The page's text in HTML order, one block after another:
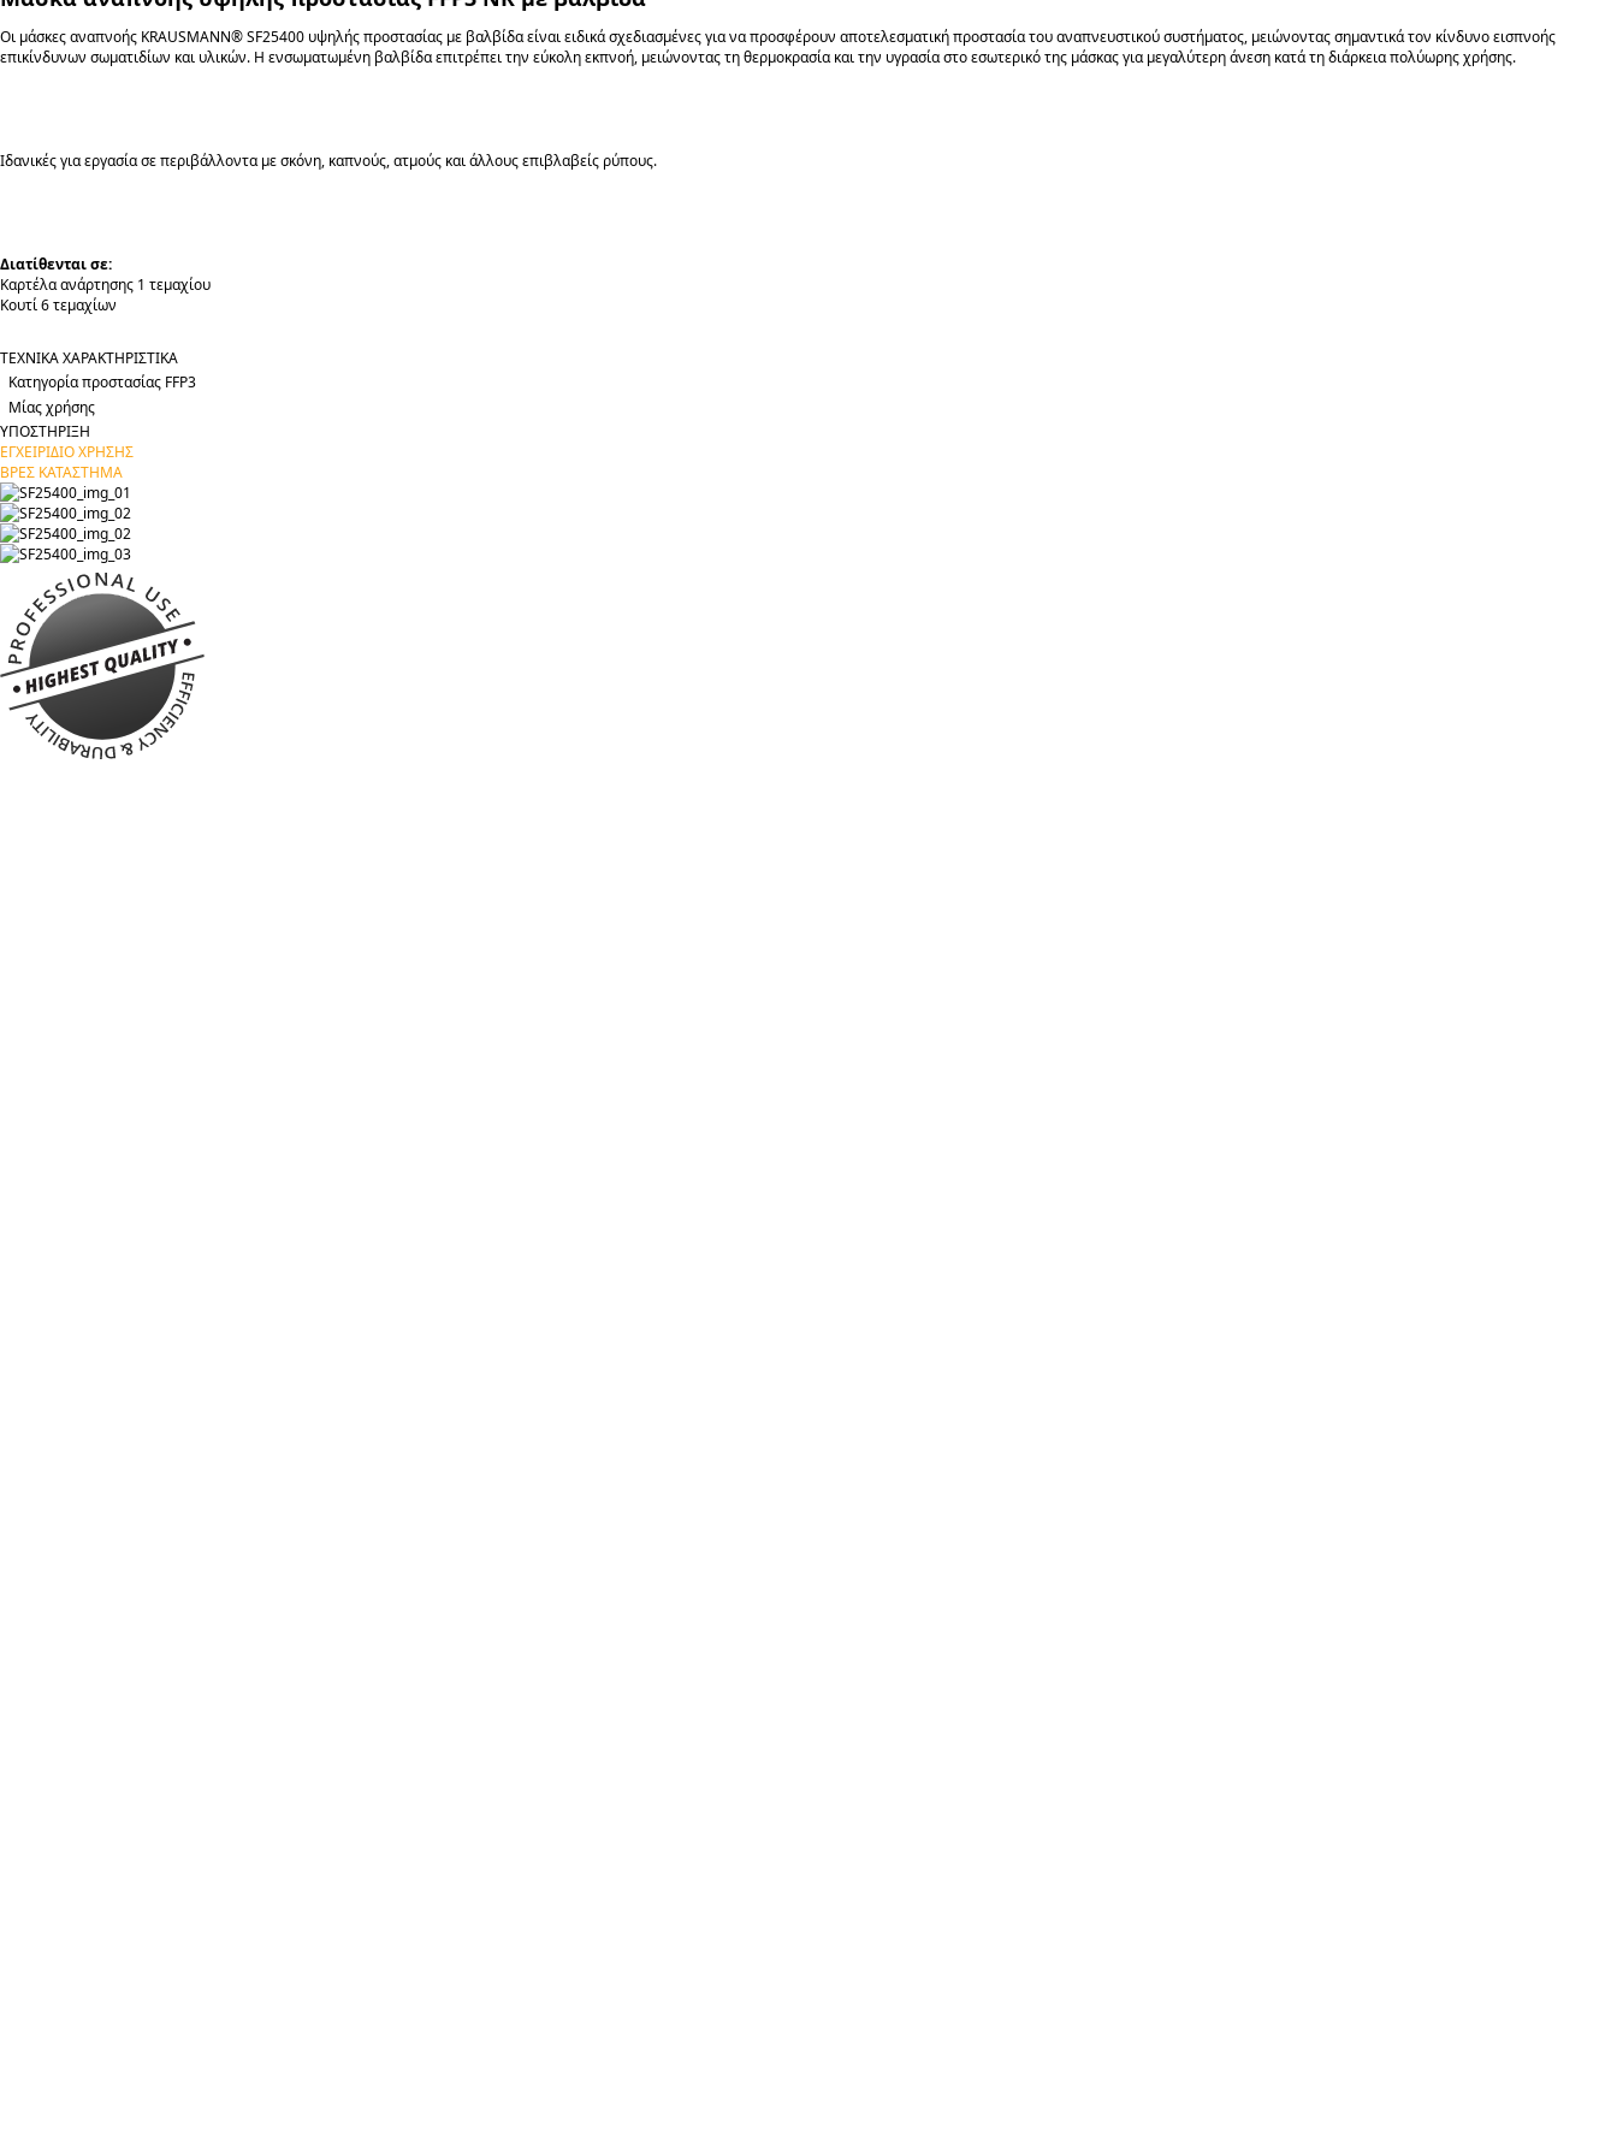
Οι μάσκες αναπνοής KRAUSMANN® SF25400 υψηλής προστασίας με βαλβίδα είναι ειδικά σχεδιασμένες για να προσφέρουν αποτελεσματική προστασία του αναπνευστικού συστήματος, μειώνοντας σημαντικά τον κίνδυνο εισπνοής
επικίνδυνων σωματιδίων και υλικών. Η ενσωματωμένη βαλβίδα επιτρέπει την εύκολη εκπνοή, μειώνοντας τη θερμοκρασία και την υγρασία στο εσωτερικό της μάσκας για μεγαλύτερη άνεση κατά τη διάρκεια πολύωρης χρήσης.
Ιδανικές για εργασία σε περιβάλλοντα με σκόνη, καπνούς, ατμούς και άλλους επιβλαβείς ρύπους.
Διατίθενται σε:
Καρτέλα ανάρτησης 1 τεμαχίου
Κουτί 6 τεμαχίων
ΤΕΧΝΙΚΑ ΧΑΡΑΚΤΗΡΙΣΤΙΚΑ
Κατηγορία προστασίας FFP3
Μίας χρήσης
ΥΠΟΣΤΗΡΙΞΗ
ΕΓΧΕΙΡΙΔΙΟ ΧΡΗΣΗΣ
ΒΡΕΣ ΚΑΤΑΣΤΗΜΑ